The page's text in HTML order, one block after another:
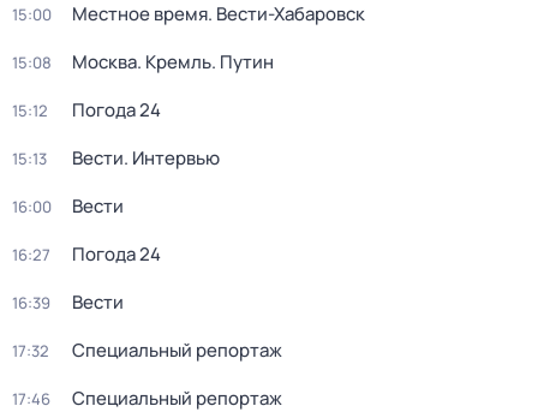
15:00 Местное время. Вести-Хабаровск
15:08 Москва. Кремль. Путин
15:12 Погода 24
15:13 Вести. Интервью
16:00 Вести
16:27 Погода 24
16:39 Вести
17:32 Специальный репортаж
17:46 Специальный репортаж